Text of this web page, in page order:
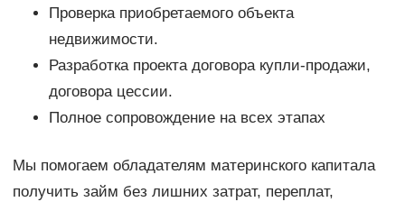
Проверка приобретаемого объекта
недвижимости.
Разработка проекта договора купли-продажи,
договора цессии.
Полное сопровождение на всех этапах
Мы помогаем обладателям материнского капитала
получить займ без лишних затрат, переплат,